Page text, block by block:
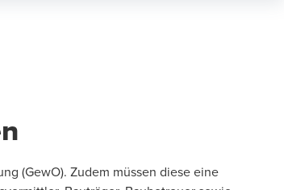
(GewO). Zudem müssen diese eine